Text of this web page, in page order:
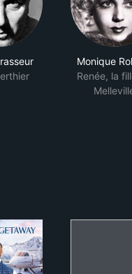
Monique
Renée, la